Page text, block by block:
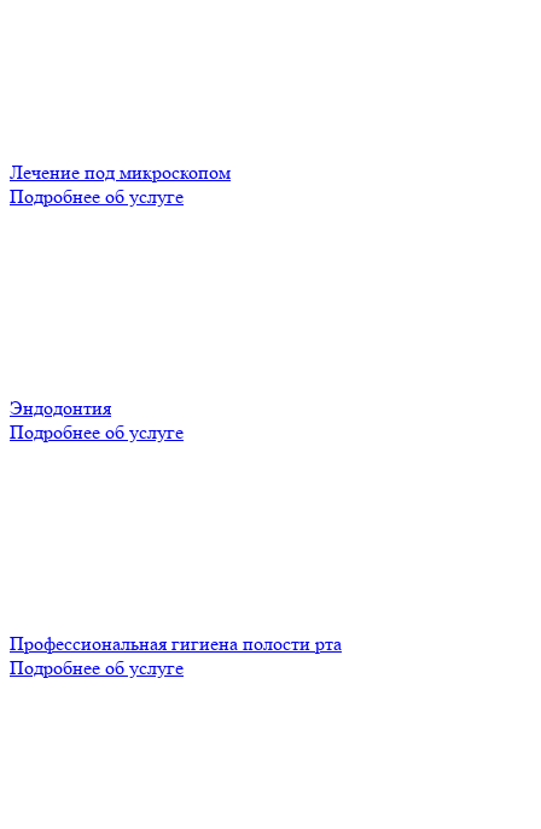
Лечение под микроскопом
Подробнее об услуге
Эндодонтия
Подробнее об услуге
Профессиональная гигиена полости рта
Подробнее об услуге